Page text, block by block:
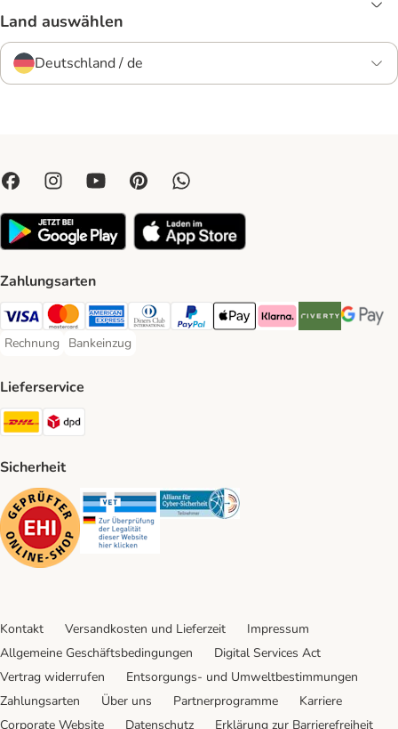
Land auswählen
Deutschland / de
Zahlungsarten
Visa Payment Method
Mastercard Payment Method
American Express Payment Method
Diners Club Payment Method
PayPal Payment Method
Apple Pay Payment Method
Klarna Payment Method
Riverty Payment
Google
Rechnung
Rechnung Payment Method
Bankeinzug
Bankeinzug Payment Method
Lieferservice
DHL Shipping Method
Sicherheit
Security Security Security
Kontakt Versandkosten und Lieferzeit
Impressum
Allgemeine Geschäftsbedingungen
Digital Services Act
Vertrag widerrufen
Entsorgungs- und Umweltbestimmungen
Zahlungsarten
Über uns Partnerprogramme
Karriere
Corporate Website
Datenschutz Erklärung zur Barrierefreiheit